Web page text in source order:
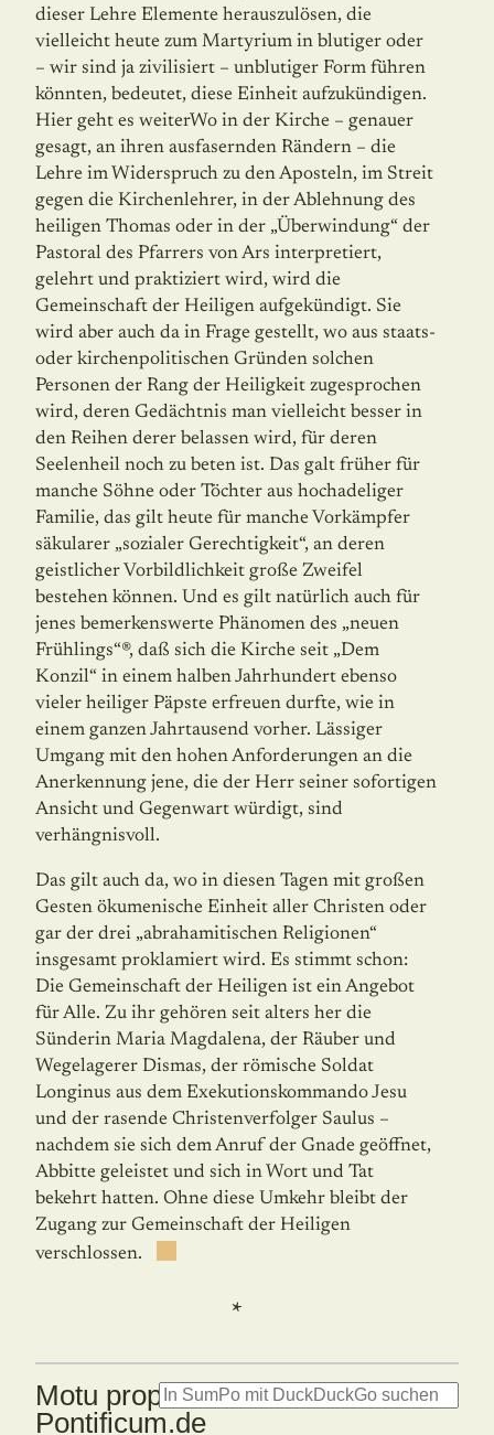
dieser Lehre Elemente herauszulösen, die
vielleicht heute zum Martyrium in blutiger oder
– wir sind ja zivilisiert – unblutiger Form führen
könnten, bedeutet, diese Einheit aufzukündigen.
Hier geht es weiterWo in der Kirche – genauer
gesagt, an ihren ausfasernden Rändern – die
Lehre im Widerspruch zu den Aposteln, im Streit
gegen die Kirchenlehrer, in der Ablehnung des
heiligen Thomas oder in der „Überwindung“ der
Pastoral des Pfarrers von Ars interpretiert,
gelehrt und praktiziert wird, wird die
Gemeinschaft der Heiligen aufgekündigt. Sie
wird aber auch da in Frage gestellt, wo aus staats-
oder kirchenpolitischen Gründen solchen
Personen der Rang der Heiligkeit zugesprochen
wird, deren Gedächtnis man vielleicht besser in
den Reihen derer belassen wird, für deren
Seelenheil noch zu beten ist. Das galt früher für
manche Söhne oder Töchter aus hochadeliger
Familie, das gilt heute für manche Vorkämpfer
säkularer „sozialer Gerechtigkeit“, an deren
geistlicher Vorbildlichkeit große Zweifel
bestehen können. Und es gilt natürlich auch für
jenes bemerkenswerte Phänomen des „neuen
Frühlings“®, daß sich die Kirche seit „Dem
Konzil“ in einem halben Jahrhundert ebenso
vieler heiliger Päpste erfreuen durfte, wie in
einem ganzen Jahrtausend vorher. Lässiger
Umgang mit den hohen Anforderungen an die
Anerkennung jene, die der Herr seiner sofortigen
Ansicht und Gegenwart würdigt, sind
verhängnisvoll.
Das gilt auch da, wo in diesen Tagen mit großen
Gesten ökumenische Einheit aller Christen oder
gar der drei „abrahamitischen Religionen“
insgesamt proklamiert wird. Es stimmt schon:
Die Gemeinschaft der Heiligen ist ein Angebot
für Alle. Zu ihr gehören seit alters her die
Sünderin Maria Magdalena, der Räuber und
Wegelagerer Dismas, der römische Soldat
Longinus aus dem Exekutionskommando Jesu
und der rasende Christenverfolger Saulus –
nachdem sie sich dem Anruf der Gnade geöffnet,
Abbitte geleistet und sich in Wort und Tat
bekehrt hatten. Ohne diese Umkehr bleibt der
Zugang zur Gemeinschaft der Heiligen
verschlossen.
*
Motu proprio: Summorum
Pontificum.de